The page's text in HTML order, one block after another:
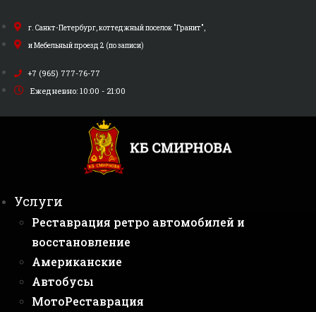
к
содержимому
г. Санкт-Петербург, коттеджный поселок "Гранит",
и Мебельный проезд 2 (по записи)
+7 (965) 777-76-77
Ежедневно: 10:00 - 21:00
Услуги
Реставрация ретро автомобилей и
восстановление
Американские
Автобусы
МотоРеставрация